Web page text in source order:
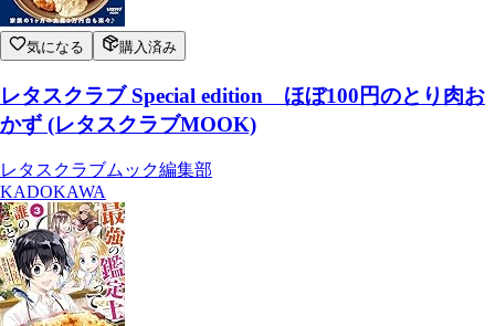
気になる 購入済み
レタスクラブ Special edition ほぼ100円のとり肉お
かず (レタスクラブMOOK)
レタスクラブムック編集部
KADOKAWA